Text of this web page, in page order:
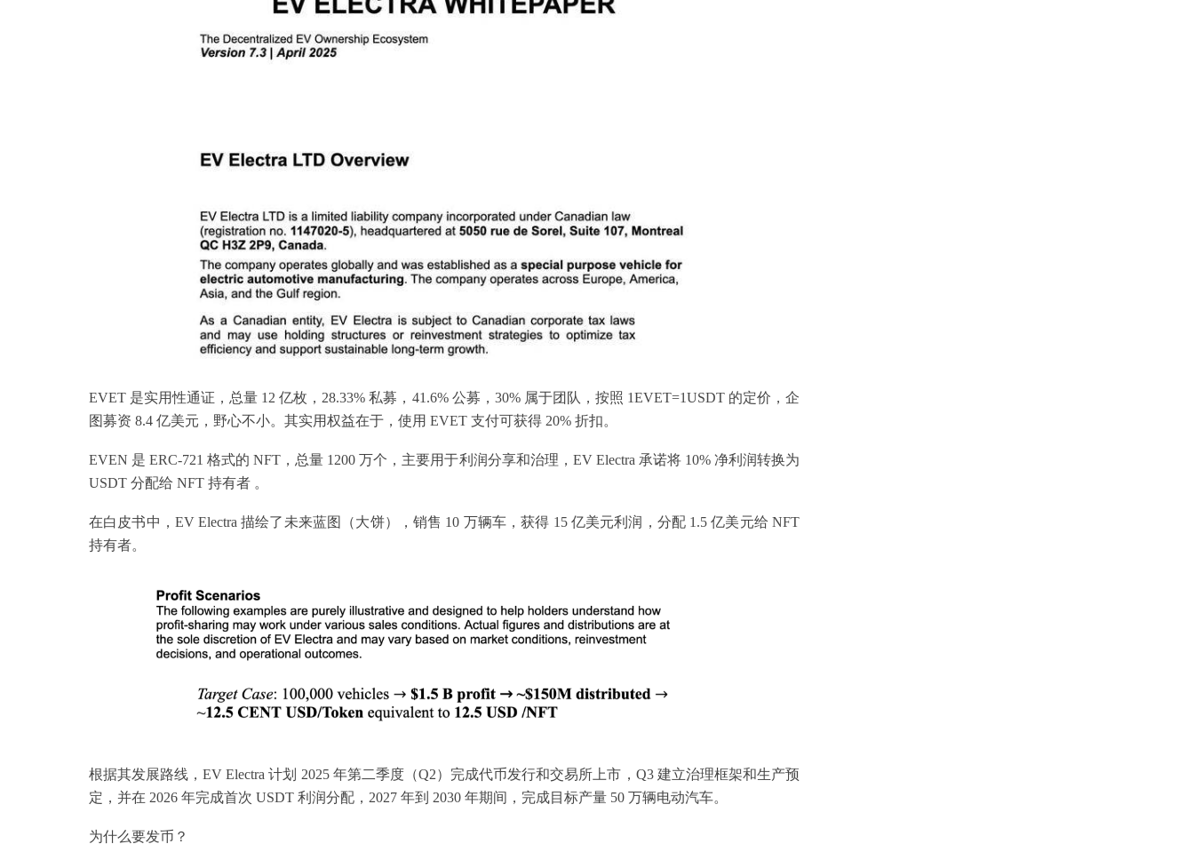
EVET 是实用性通证，总量 12 亿枚，28.33% 私募，41.6% 公募，30% 属于团队，按照 1EVET=1USDT 的定价，企
图募资 8.4 亿美元，野心不小。其实用权益在于，使用 EVET 支付可获得 20% 折扣。
EVEN 是 ERC-721 格式的 NFT，总量 1200 万个，主要用于利润分享和治理，EV Electra 承诺将 10% 净利润转换为
USDT 分配给 NFT 持有者 。
在白皮书中，EV Electra 描绘了未来蓝图（大饼），销售 10 万辆车，获得 15 亿美元利润，分配 1.5 亿美元给 NFT
持有者。
根据其发展路线，EV Electra 计划 2025 年第二季度（Q2）完成代币发行和交易所上市，Q3 建立治理框架和生产预
定，并在 2026 年完成首次 USDT 利润分配，2027 年到 2030 年期间，完成目标产量 50 万辆电动汽车。
为什么要发币？